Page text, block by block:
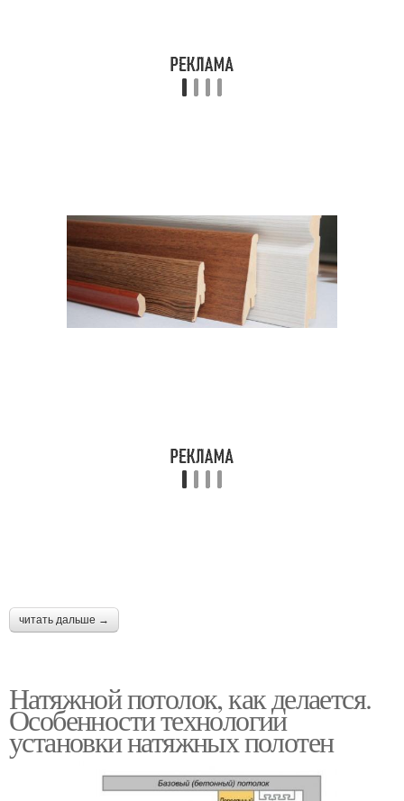
читать дальше →
Натяжной потолок, как делается.
Особенности технологии
установки натяжных полотен